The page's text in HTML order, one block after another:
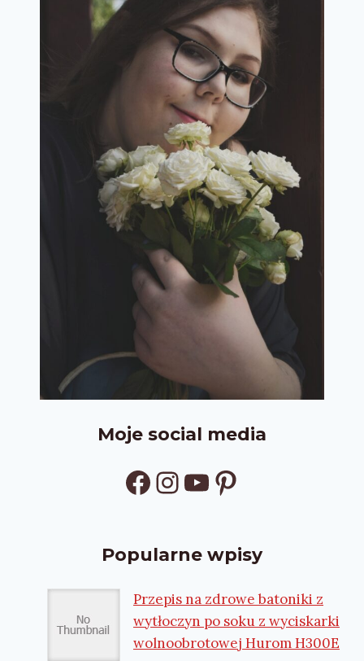
Moje social media
Facebook
Instagram
YouTube
Pinterest
Popularne wpisy
Przepis na zdrowe batoniki z
wytłoczyn po soku z wyciskarki
wolnoobrotowej Hurom H300E